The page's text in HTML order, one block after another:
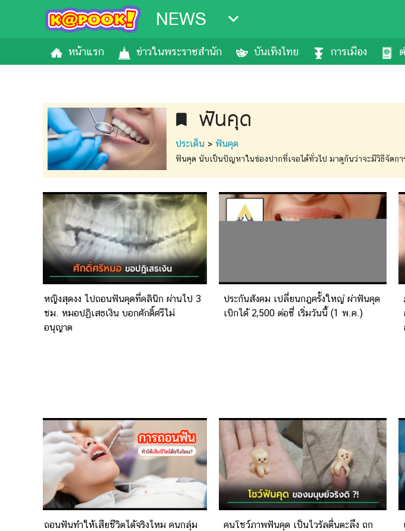
NEWS
หน้าแรก ข่าวในพระราชสำนัก บันเทิงไทย การเมือง
bookmark ฟันคุด
ประเด็น > ฟันคุด
ฟันคุด นับเป็นปัญหาในช่องปากที่เจอได้ทั่วไป มาดูกันว่าจะมีวิธีจัดก
หญิงสุดงง ไปถอนฟันคุดที่คลินิก ผ่านไป 3
ชม. หมอปฏิเสธเงิน บอกศักดิ์ศรีไม่
อนุญาต
ประกันสังคม เปลี่ยนกฎครั้งใหญ่ ผ่าฟันคุด
เบิกได้ 2,500 ต่อซี่ เริ่มวันนี้ (1 พ.ค.)
ถอนฟันทำให้เสียชีวิตได้จริงไหม คนกลุ่ม
คนโชว์ภาพฟันคุด เป็นไวรัลตื่นตะลึง ถก